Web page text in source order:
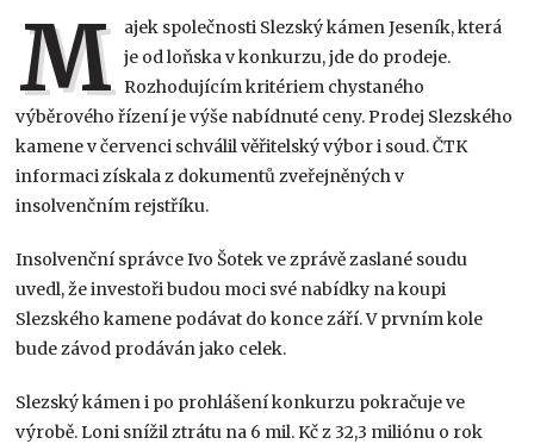
M ajek společnosti Slezský kámen Jeseník, která
je od loňska v konkurzu, jde do prodeje.
Rozhodujícím kritériem chystaného
výběrového řízení je výše nabídnuté ceny. Prodej Slezského
kamene v červenci schválil věřitelský výbor i soud. ČTK
informaci získala z dokumentů zveřejněných v
insolvenčním rejstříku.
Insolvenční správce Ivo Šotek ve zprávě zaslané soudu
uvedl, že investoři budou moci své nabídky na koupi
Slezského kamene podávat do konce září. V prvním kole
bude závod prodáván jako celek.
Slezský kámen i po prohlášení konkurzu pokračuje ve
výrobě. Loni snížil ztrátu na 6 mil. Kč z 32,3 miliónu o rok